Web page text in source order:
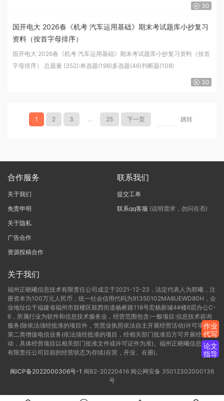
30
国开电大 2026春《机考 汽车运用基础》期末考试题库小抄复习
资料（按首字母排序）
国开电大 2026春《机考 汽车运用基础》期末考试题库小抄复习资料（按首
字母排序） 总题量 (352):单选题(198)多选题(46)判断题(108)
30
1 2 3 ... 25 下一页 跳转
合作服务
关于我们
免责申明
关于隐私
广告合作
资源投稿合作
联系我们
提交工单
联系qq客服 (说明需求，勿问在否)
关于我们
福州正晓曦信息技术有限责任公司成立于2021-12-23，法定代表人为郑曦，注
册资本为100万元人民币，统一社会信用代码为91350102MA8UEWD80H，企
业地址位于福建省福州市鼓楼区鼓西街道杨桥路118号宏杨新城4#楼6层办公C-
6，所属行业为软件和信息技术服务业，经营范围包含:一般项目:信息技术咨询
服务(除依法须经批准的项目外，凭营业执照依法自主开展经营活动)许可项目:
第二类增值电信业务(依法须经批准的项目，经相关部门批准后方可开展经营活
动，具体经营项目以相关部门批准文件或许可证件为准)。福州正晓曦信息技术
有限责任公司目前的经营状态为存续(在营，开业、在册)。
闽ICP备2022000306号-1 闽B2-20220416 闽公网安备 35012302000136
号
作业
代写
论文
指导